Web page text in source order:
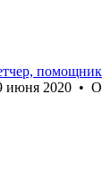
помощник
июня 2020 •